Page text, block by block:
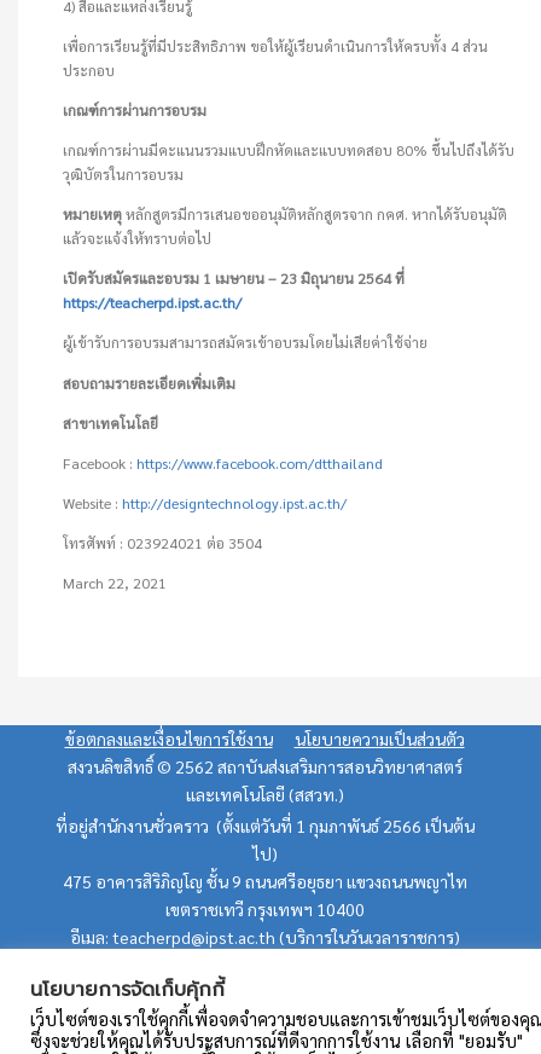
4) สื่อและแหล่งเรียนรู้
เพื่อการเรียนรู้ที่มีประสิทธิภาพ ขอให้ผู้เรียนดำเนินการให้ครบทั้ง 4 ส่วน
ประกอบ
เกณฑ์การผ่านการอบรม
เกณฑ์การผ่านมีคะแนนรวมแบบฝึกหัดและแบบทดสอบ 80% ขึ้นไปถึงได้รับ
วุฒิบัตรในการอบรม
หมายเหตุหลักสูตรมีการเสนอขออนุมัติหลักสูตรจาก กคศ. หากได้รับอนุมัติ
แล้วจะแจ้งให้ทราบต่อไป
เปิดรับสมัครและอบรม 1 เมษายน – 23 มิถุนายน 2564 ที่
https://teacherpd.ipst.ac.th/
ผู้เข้ารับการอบรมสามารถสมัครเข้าอบรมโดยไม่เสียค่าใช้จ่าย
สอบถามรายละเอียดเพิ่มเติม
สาขาเทคโนโลยี
Facebook : https://www.facebook.com/dtthailand
Website : http://designtechnology.ipst.ac.th/
โทรศัพท์ : 023924021 ต่อ 3504
March 22, 2021
ข้อตกลงและเงื่อนไขการใช้งาน
นโยบายความเป็นส่วนตัว
สงวนลิขสิทธิ์ © 2562 สถาบันส่งเสริมการสอนวิทยาศาสตร์
และเทคโนโลยี (สสวท.)
ที่อยู่สำนักงานชั่วคราว (ตั้งแต่วันที่ 1 กุมภาพันธ์ 2566 เป็นต้น
ไป)
475 อาคารสิริภิญโญ ชั้น 9 ถนนศรีอยุธยา แขวงถนนพญาไท
เขตราชเทวี กรุงเทพฯ 10400
อีเมล: teacherpd@ipst.ac.th (บริการในวันเวลาราชการ)
นโยบายการจัดเก็บคุ้กกี้
เว็บไซต์ของเราใช้คุกกี้เพื่อจดจำความชอบและการเข้าชมเว็บไซต์ของคุ
ซึ่งจะช่วยให้คุณได้รับประสบการณ์ที่ดีจากการใช้งาน เลือกที่ "ยอมรับ"